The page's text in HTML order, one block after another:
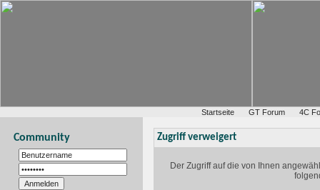
Startseite GT Forum 4C
Community Zugriff verweigert
Der Zugriff auf die von Ihnen